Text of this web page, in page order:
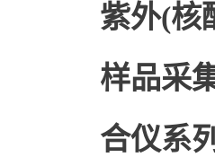
紫外(核
样品采
合仪系